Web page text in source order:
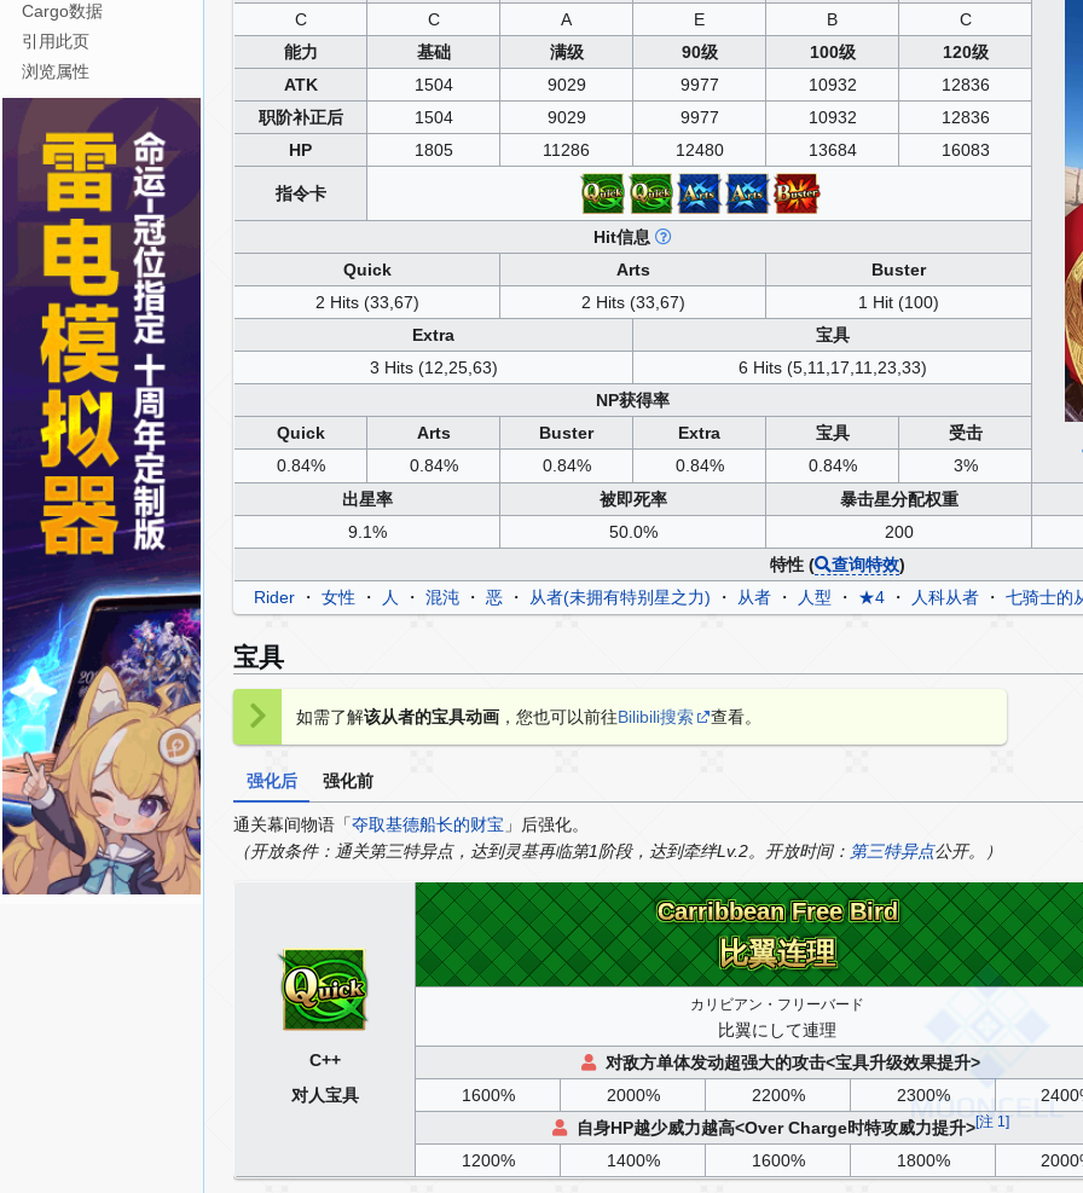
C
C A E B
C
能力
基础 满级 90级 100级
120级
ATK
1504 9029 9977 10932
12836
职阶补正后
1504 9029 9977 10932
12836
HP
1805 11286 12480 13684 16083
指令卡
Hit信息
Quick
Arts
Buster
2 Hits (33,67)
2 Hits (33,67)
1 Hit (100)
Extra
宝具
3 Hits (12,25,63)
6 Hits (5,11,17,11,23,33)
NP获得率
Quick
Arts Buster Extra 宝具
受击
0.84%
0.84% 0.84% 0.84% 0.84%
3%
出星率
被即死率
暴击星分配权重
9.1%
50.0%
200
特性 (
查询特效)
Rider ・ 女性 ・ 人 ・ 混沌 ・ 恶 ・ 从者(未拥有特别星之力) ・ 从者 ・ 人型 ・ ★4 ・ 人科从者 ・ 七骑士的
宝具
如需了解该从者的宝具动画 ，您也可以前往Bilibili搜索 查看。
强化后 强化前
通关幕间物语「夺取基德船长的财宝 」后强化。
（开放条件：通关第三特异点，达到灵基再临第1阶段，达到牵绊Lv.2。开放时间： 第三特异点公开。）
C++
对人宝具
Carribbean Free Bird
Carribbean Free Bird
比翼连理
比翼连理
カリビアン・フリーバード
比翼にして連理
对敌方单体发动超强大的攻击<宝具升级效果提升>
1600%
2000% 2200% 2300%
自身HP越少威力越高<Over Charge时特攻威力提升>[注 1]
1200% 1400% 1600% 1800%
Cargo数据
引用此页
浏览属性